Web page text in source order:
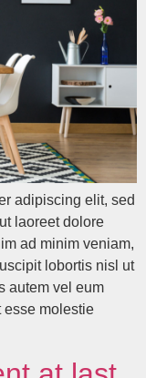
adipiscing elit, sed
laoreet dolore
ad minim veniam,
lobortis nisl ut
autem vel eum
esse molestie